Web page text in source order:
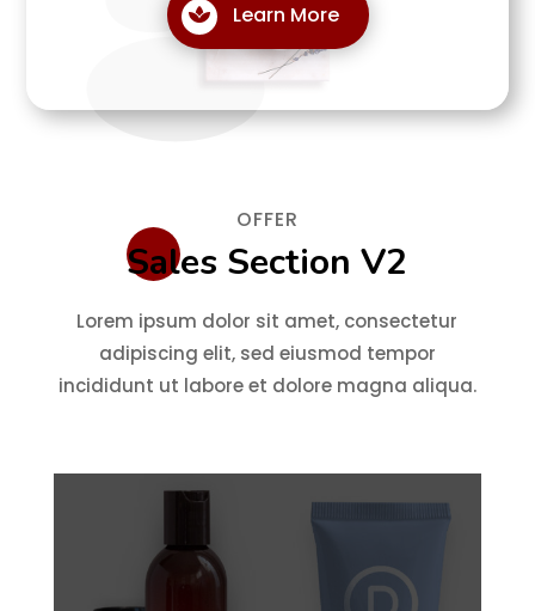
Learn More
OFFER
Sales Section V2
Lorem ipsum dolor sit amet, consectetur
adipiscing elit, sed eiusmod tempor
incididunt ut labore et dolore magna aliqua.